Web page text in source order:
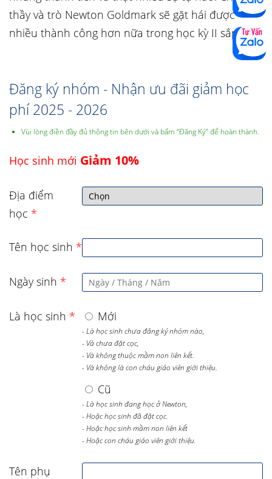
thầy và trò Newton Goldmark sẽ gặt hái được
nhiều thành công hơn nữa trong học kỳ II sắp tới.
Đăng ký nhóm - Nhận ưu đãi giảm học
phí 2025 - 2026
Vùi lòng điền đầy đủ thông tin bên dưới và bấm “Đăng Ký” để hoàn thành.
Học sinh mới Giảm 10%
Địa điểm
học *
Tên học sinh *
Ngày sinh *
Là học sinh * Mới
- Là học sinh chưa đăng ký nhóm nào,
- Và chưa đặt cọc,
- Và không thuộc mầm non liên kết.
- Và không là con cháu giáo viên giới thiệu.
Cũ
- Là học sinh đang học ở Newton,
- Hoặc học sinh đã đặt cọc.
- Hoặc học sinh mầm non liên kết
- Hoặc con cháu giáo viên giới thiệu.
Tên phụ